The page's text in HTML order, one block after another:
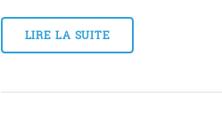
LIRE LA SUITE